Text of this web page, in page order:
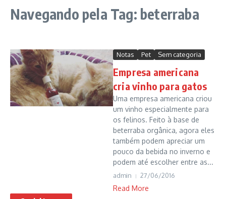
Navegando pela Tag: beterraba
Notas Pet Sem categoria
Empresa americana
cria vinho para gatos
Uma empresa americana criou
um vinho especialmente para
os felinos. Feito à base de
beterraba orgânica, agora eles
também podem apreciar um
pouco da bebida no inverno e
podem até escolher entre as...
admin 27/06/2016
Read More